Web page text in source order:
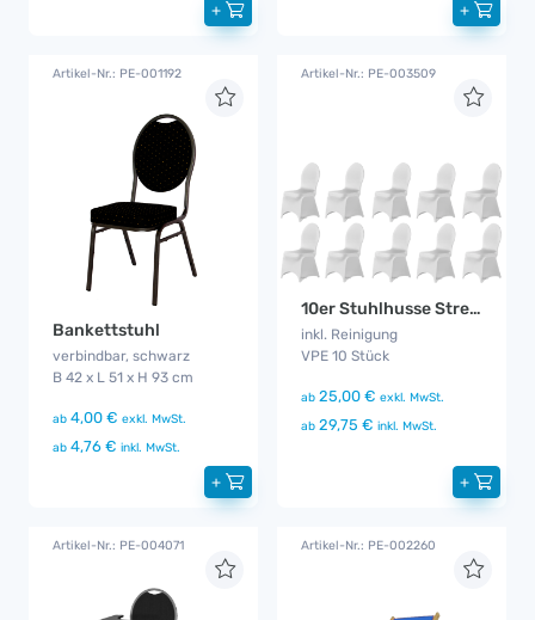
+ +
Artikel-Nr.: PE-001192
Bankettstuhl
verbindbar, schwarz
B 42 x L 51 x H 93 cm
ab 4,00 € exkl. MwSt.
ab 4,76 € inkl. MwSt.
+
Artikel-Nr.: PE-003509
10er Stuhlhusse Stretch weiß
inkl. Reinigung
VPE 10 Stück
ab 25,00 € exkl. MwSt.
ab 29,75 € inkl. MwSt.
+
Artikel-Nr.: PE-004071 Artikel-Nr.: PE-002260